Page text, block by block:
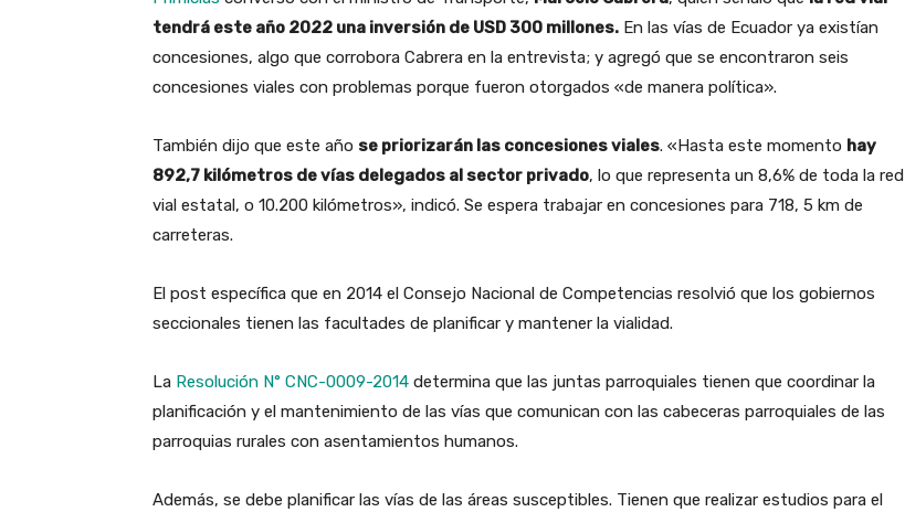
tendrá este año 2022 una inversión de USD 300 millones. En las vías de Ecuador ya existían
concesiones, algo que corrobora Cabrera en la entrevista; y agregó que se encontraron seis
concesiones viales con problemas porque fueron otorgados «de manera política».
También dijo que este año se priorizarán las concesiones viales. «Hasta este momento hay
892,7 kilómetros de vías delegados al sector privado, lo que representa un 8,6% de toda la red
vial estatal, o 10.200 kilómetros», indicó. Se espera trabajar en concesiones para 718, 5 km de
carreteras.
El post específica que en 2014 el Consejo Nacional de Competencias resolvió que los gobiernos
seccionales tienen las facultades de planificar y mantener la vialidad.
La Resolución N° CNC-0009-2014 determina que las juntas parroquiales tienen que coordinar la
planificación y el mantenimiento de las vías que comunican con las cabeceras parroquiales de las
parroquias rurales con asentamientos humanos.
Además, se debe planificar las vías de las áreas susceptibles. Tienen que realizar estudios para el